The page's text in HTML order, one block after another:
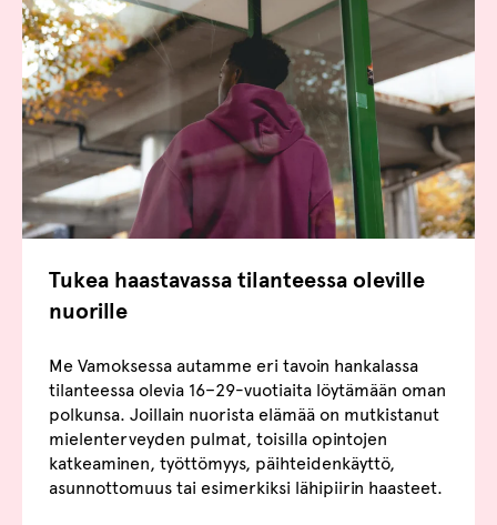
Tukea haastavassa tilanteessa oleville
nuorille
Me Vamoksessa autamme eri tavoin hankalassa
tilanteessa olevia 16–29-vuotiaita löytämään oman
polkunsa. Joillain nuorista elämää on mutkistanut
mielenterveyden pulmat, toisilla opintojen
katkeaminen, työttömyys, päihteidenkäyttö,
asunnottomuus tai esimerkiksi lähipiirin haasteet.